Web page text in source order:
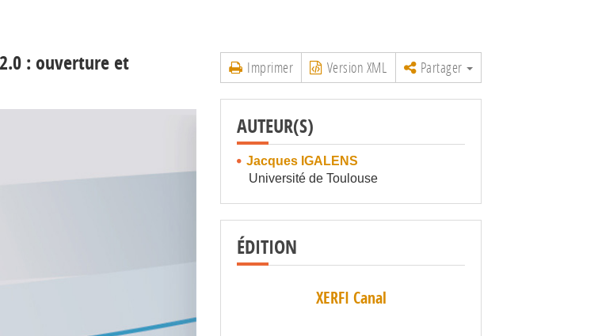
Imprimer Version XML Partager
: ouverture et
AUTEUR(S)
Jacques IGALENS
Université de Toulouse
ÉDITION
XERFI Canal